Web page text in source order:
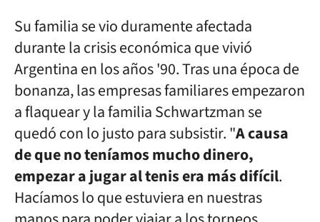
Su familia se vio duramente afectada
durante la crisis económica que vivió
Argentina en los años '90. Tras una época de
bonanza, las empresas familiares empezaron
a flaquear y la familia Schwartzman se
quedó con lo justo para subsistir. "A causa
de que no teníamos mucho dinero,
empezar a jugar al tenis era más difícil.
Hacíamos lo que estuviera en nuestras